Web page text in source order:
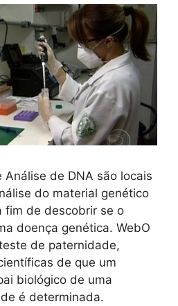
de DNA são locais
do material genético
fim de descobrir se o
doença genética. WebO
de paternidade,
de que um
biológico de uma
é determinada.